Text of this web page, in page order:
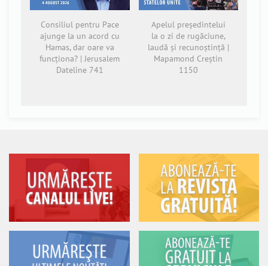
Consiliul pentru Pace
ajunge la un acord cu
Hamas, dar oare va
funcționa? | Jerusalem
Dateline 741
Apelul președintelui
la o zi de rugăciune,
laudă și recunoștință |
Mapamond Creștin
1150